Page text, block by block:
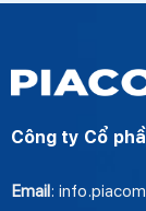
Công ty Cổ
Email: